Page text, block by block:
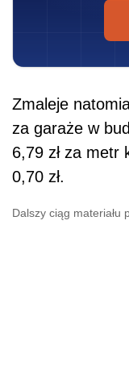
Zmaleje
za garaże w
6,79 zł za metr
0,70 zł.
Dalszy ciąg materiału